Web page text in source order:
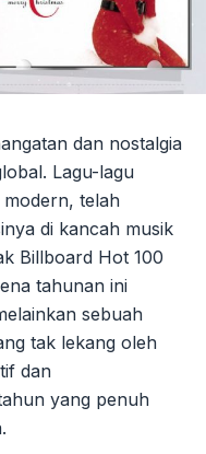
dan nostalgia
Lagu-lagu
telah
di kancah musik
Billboard Hot 100
tahunan ini
sebuah
tak lekang oleh
dan
yang penuh